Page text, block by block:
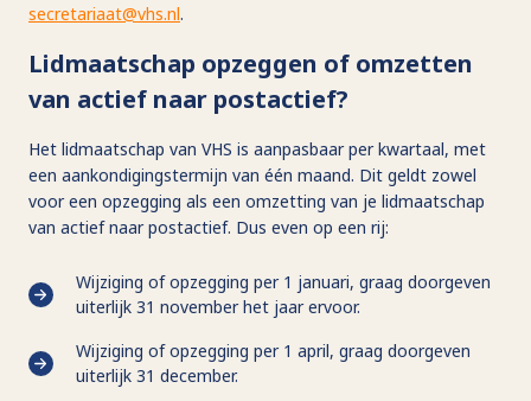
secretariaat@vhs.nl.
Lidmaatschap opzeggen of omzetten
van actief naar postactief?
Het lidmaatschap van VHS is aanpasbaar per kwartaal, met
een aankondigingstermijn van één maand. Dit geldt zowel
voor een opzegging als een omzetting van je lidmaatschap
van actief naar postactief. Dus even op een rij:
Wijziging of opzegging per 1 januari, graag doorgeven
uiterlijk 31 november het jaar ervoor.
Wijziging of opzegging per 1 april, graag doorgeven
uiterlijk 31 december.